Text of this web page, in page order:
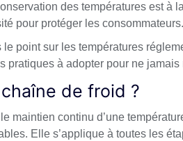
des températures est à
pour protéger les consommateurs.
point sur les températures
pratiques à adopter pour ne jamais
de froid ?
maintien continu d’une
Elle s’applique à toutes les